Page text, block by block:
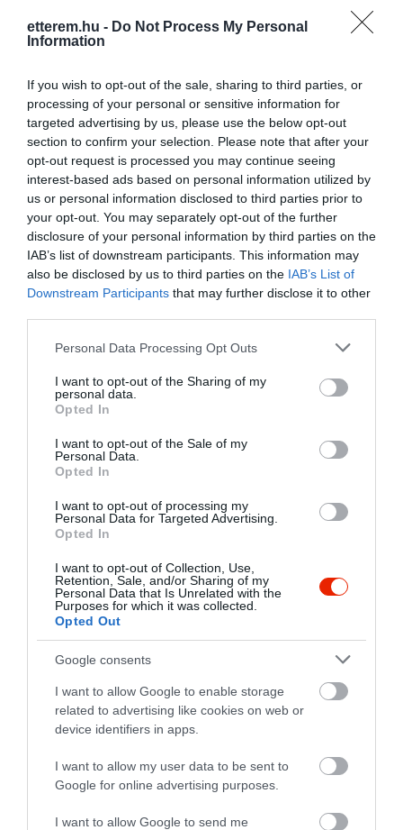
etterem.hu - Do Not Process My Personal
Information
If you wish to opt-out of the sale, sharing to third parties, or
processing of your personal or sensitive information for
targeted advertising by us, please use the below opt-out
section to confirm your selection. Please note that after your
opt-out request is processed you may continue seeing
interest-based ads based on personal information utilized by
us or personal information disclosed to third parties prior to
your opt-out. You may separately opt-out of the further
disclosure of your personal information by third parties on the
IAB’s list of downstream participants. This information may
also be disclosed by us to third parties on the IAB’s List of
Downstream Participants that may further disclose it to other
Please note that this website/app uses one or more Google
not limited to your visit or usage behaviour. You may click to
grant or deny consent to Google and its third-party tags to
use your data for below specified purposes in below Google
consent section.
Personal Data Processing Opt Outs
I want to opt-out of the Sharing of my
personal data.
Opted In
I want to opt-out of the Sale of my
Personal Data.
Opted In
I want to opt-out of processing my
Personal Data for Targeted Advertising.
Opted In
I want to opt-out of Collection, Use,
Retention, Sale, and/or Sharing of my
Personal Data that Is Unrelated with the
Purposes for which it was collected.
Opted Out
Google consents
I want to allow Google to enable storage
related to advertising like cookies on web or
device identifiers in apps.
I want to allow my user data to be sent to
Google for online advertising purposes.
I want to allow Google to send me
Hummusz Kebab Falafel és pizzáink
szolgáltatásunkat Debrecen területén
így már pár kattintás után élvezheted
kedvenc ételeidet. Rendelésed
leadhatod telefonon, vagy online pár
kattintással a legjobb ételrendelő
portálon:
https://www.menu24.hu/hu/debrecen/ali-
baba-gyros címen. Online bankkártyás
fizetéshez mindenképp használd az
alábbi címet! www.alibabadebrecen.hu
Kapcsolat
4032 Debrecen, Móricz Zsigmond út 22.
+36 30 714 1187
info@menu24.hu
https://www.menu24.hu/hu/debrecen/ali-baba-gyros
fb.com/alibabagyros.debrecen/